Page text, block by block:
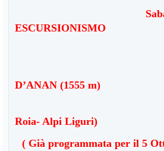
ESCURSIONISMO
D’ANAN (1555 m)
(
Roia- Alpi Liguri)
( Già programmata per il 5